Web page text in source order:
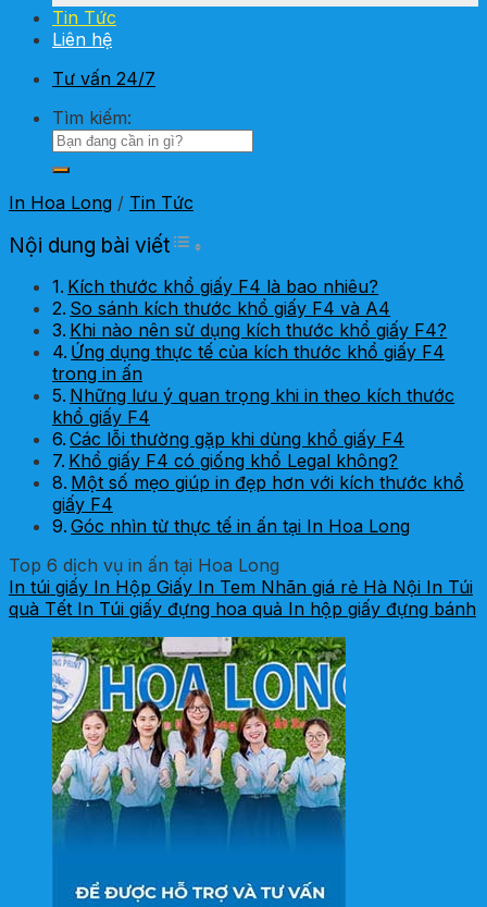
Tin Tức
Liên hệ
Tư vấn 24/7
Tìm kiếm:
In Hoa Long / Tin Tức
Nội dung bài viết Toggle Table of Content
Kích thước khổ giấy F4 là bao nhiêu?
So sánh kích thước khổ giấy F4 và A4
Khi nào nên sử dụng kích thước khổ giấy F4?
Ứng dụng thực tế của kích thước khổ giấy F4
trong in ấn
Những lưu ý quan trọng khi in theo kích thước
khổ giấy F4
Các lỗi thường gặp khi dùng khổ giấy F4
Khổ giấy F4 có giống khổ Legal không?
Một số mẹo giúp in đẹp hơn với kích thước khổ
giấy F4
Góc nhìn từ thực tế in ấn tại In Hoa Long
Top 6 dịch vụ in ấn tại Hoa Long
In túi giấy In Hộp Giấy In Tem Nhãn giá rẻ Hà Nội In Túi
quà Tết In Túi giấy đựng hoa quả In hộp giấy đựng bánh